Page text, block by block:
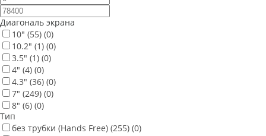
Диагональ экрана
10" (55) (0)
10.2" (1) (0)
3.5" (1) (0)
4" (4) (0)
4.3" (36) (0)
7" (249) (0)
8" (6) (0)
Тип
без трубки (Hands Free) (255) (0)